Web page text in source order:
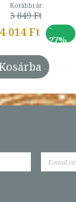
Korábbi ár:
3 849 Ft
4 014 Ft
-
27%